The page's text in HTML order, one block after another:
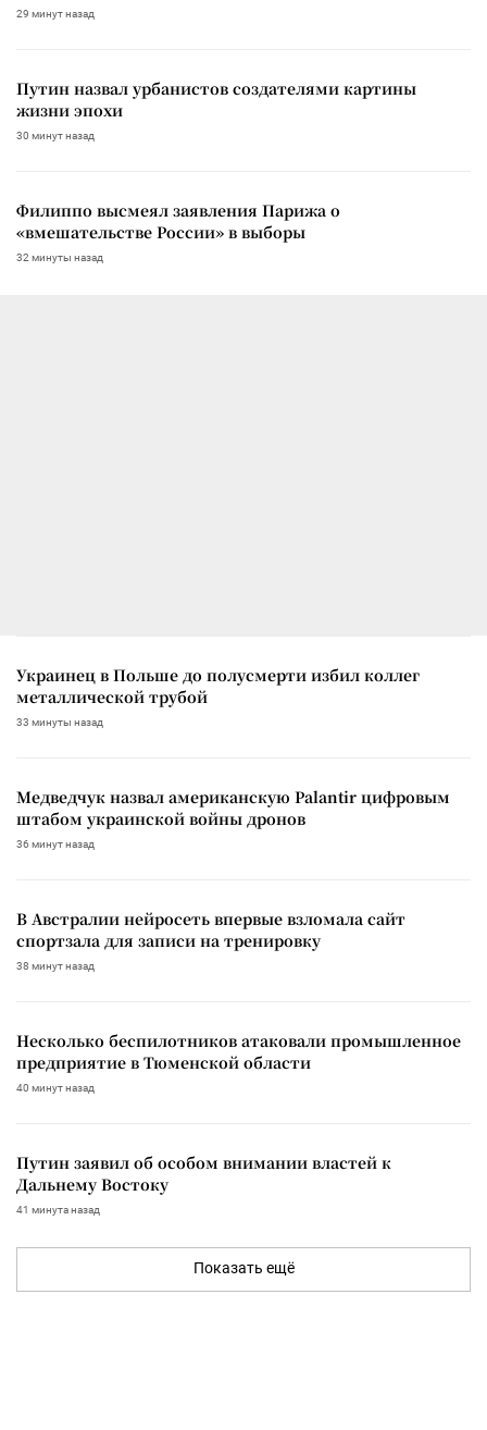
29 минут назад
Путин назвал урбанистов создателями картины
жизни эпохи
30 минут назад
Филиппо высмеял заявления Парижа о
«вмешательстве России» в выборы
32 минуты назад
Украинец в Польше до полусмерти избил коллег
металлической трубой
33 минуты назад
Медведчук назвал американскую Palantir цифровым
штабом украинской войны дронов
36 минут назад
В Австралии нейросеть впервые взломала сайт
спортзала для записи на тренировку
38 минут назад
Несколько беспилотников атаковали промышленное
предприятие в Тюменской области
40 минут назад
Путин заявил об особом внимании властей к
Дальнему Востоку
41 минута назад
Показать ещё